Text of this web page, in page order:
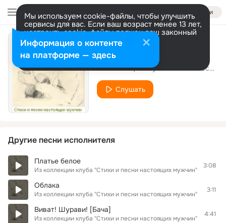
Войти
Мы используем cookie-файлы, чтобы улучшить
сервисы для вас. Если ваш возраст менее 13 лет,
настроить cookie-файлы должен ваш законный
представитель. Больше информации
Разрешить все Настроить
Одуванчики
Из коллекции клуба "Стихи и песни настоящих мужчин"
Слушать
Другие песни исполнителя
Платье белое
Из коллекции клуба "Стихи и песни настоящих мужчин"
3:08
Облака
Из коллекции клуба "Стихи и песни настоящих мужчин"
3:11
Виват! Шурави! [Бача]
Из коллекции клуба "Стихи и песни настоящих мужчин"
4:41
Информация о контенте
на платформе — здесь